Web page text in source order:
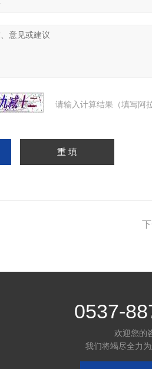
请输入计算结果（填写阿
0537-
欢迎您的
我们将竭尽全力